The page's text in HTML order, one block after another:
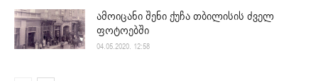
ამოიცანი შენი ქუჩა თბილისის ძველ
ფოტოებში
04.05.2020. 12:58